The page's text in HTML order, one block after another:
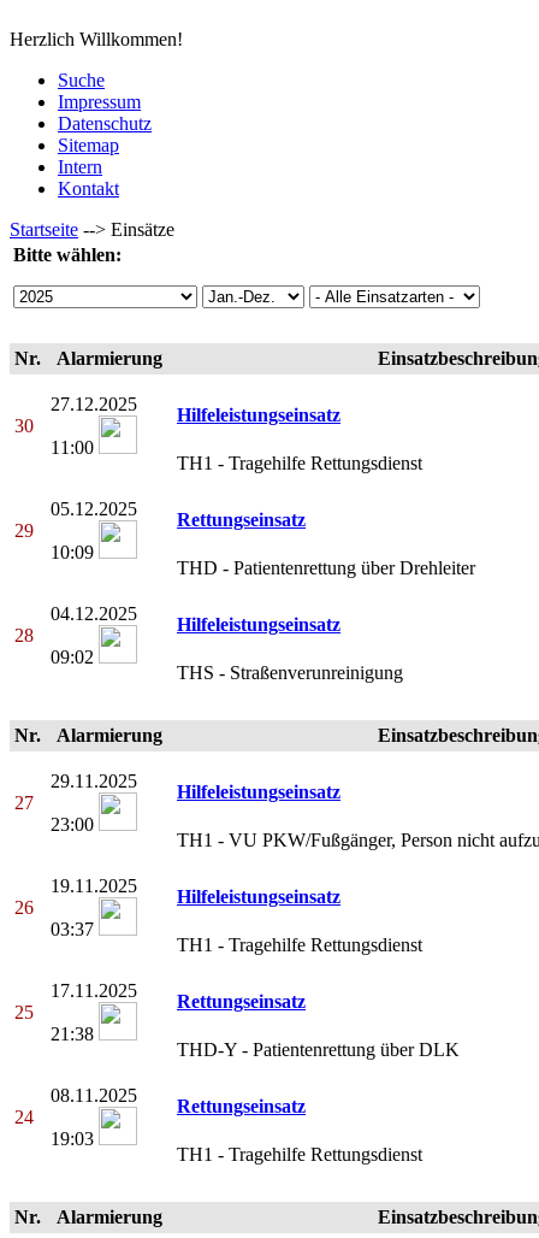
Herzlich Willkommen!
Suche
Impressum
Datenschutz
Sitemap
Intern
Kontakt
Startseite --> Einsätze
Bitte wählen:
Nr. Alarmierung
30
27.12.2025
11:00
Hilfeleistungseinsatz
TH1 - Tragehilfe Rettungsdienst
29
05.12.2025
10:09
Rettungseinsatz
THD - Patientenrettung über Drehleiter
28
04.12.2025
09:02
Hilfeleistungseinsatz
THS - Straßenverunreinigung
Nr. Alarmierung
27
29.11.2025
23:00
Hilfeleistungseinsatz
TH1 - VU PKW/Fußgänger, Person nicht
26
19.11.2025
03:37
Hilfeleistungseinsatz
TH1 - Tragehilfe Rettungsdienst
25
17.11.2025
21:38
Rettungseinsatz
THD-Y - Patientenrettung über DLK
24
08.11.2025
19:03
Rettungseinsatz
TH1 - Tragehilfe Rettungsdienst
Nr. Alarmierung